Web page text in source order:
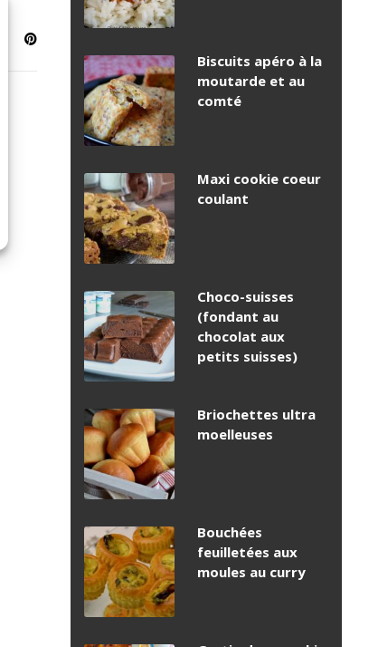
Biscuits apéro à la
moutarde et au
comté
Maxi cookie coeur
coulant
Choco-suisses
(fondant au
chocolat aux
petits suisses)
Briochettes ultra
moelleuses
Bouchées
feuilletées aux
moules au curry